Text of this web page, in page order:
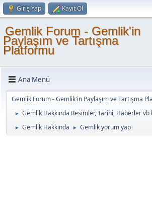
Giriş Yap Kayıt Ol
Gemlik Forum - Gemlik'in
Paylaşım ve Tartışma
Platformu
Ana Menü
Gemlik Forum - Gemlik'in Paylaşım ve Tartışma
► Gemlik Hakkında Resimler, Tarihi, Haberler
► Gemlik Hakkında ► Gemlik yorum yap